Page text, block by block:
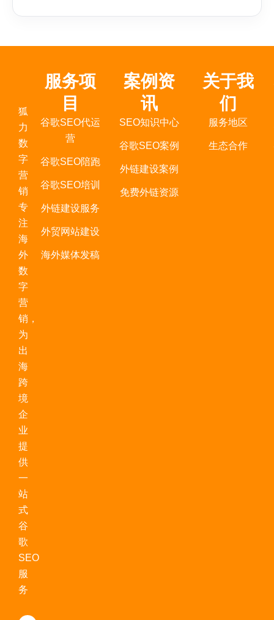
狐
力
数
字
营
销
专
注
海
外
数
字
营
销，
为
出
海
跨
境
企
业
提
供
一
站
式
谷
歌
SEO
服
务
服务项
目
谷歌SEO代运
营
谷歌SEO陪跑
谷歌SEO培训
外链建设服务
外贸网站建设
海外媒体发稿
案例资
讯
SEO知识中心
谷歌SEO案例
外链建设案例
免费外链资源
关于我
们
服务地区
生态合作